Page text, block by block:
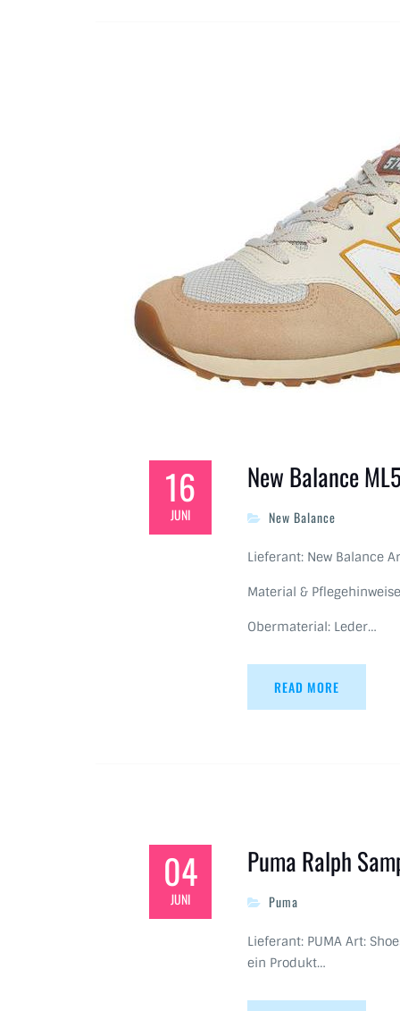
16
JUNI
New Balance
New Balance
Lieferant: New Balance
Material & Pflegehinweise
Obermaterial: Leder…
READ MORE
04
JUNI
Puma Ralph
Puma
Lieferant: PUMA Art:
ein Produkt…